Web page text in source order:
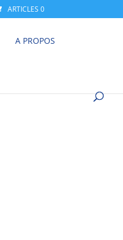
ARTICLES 0
A PROPOS